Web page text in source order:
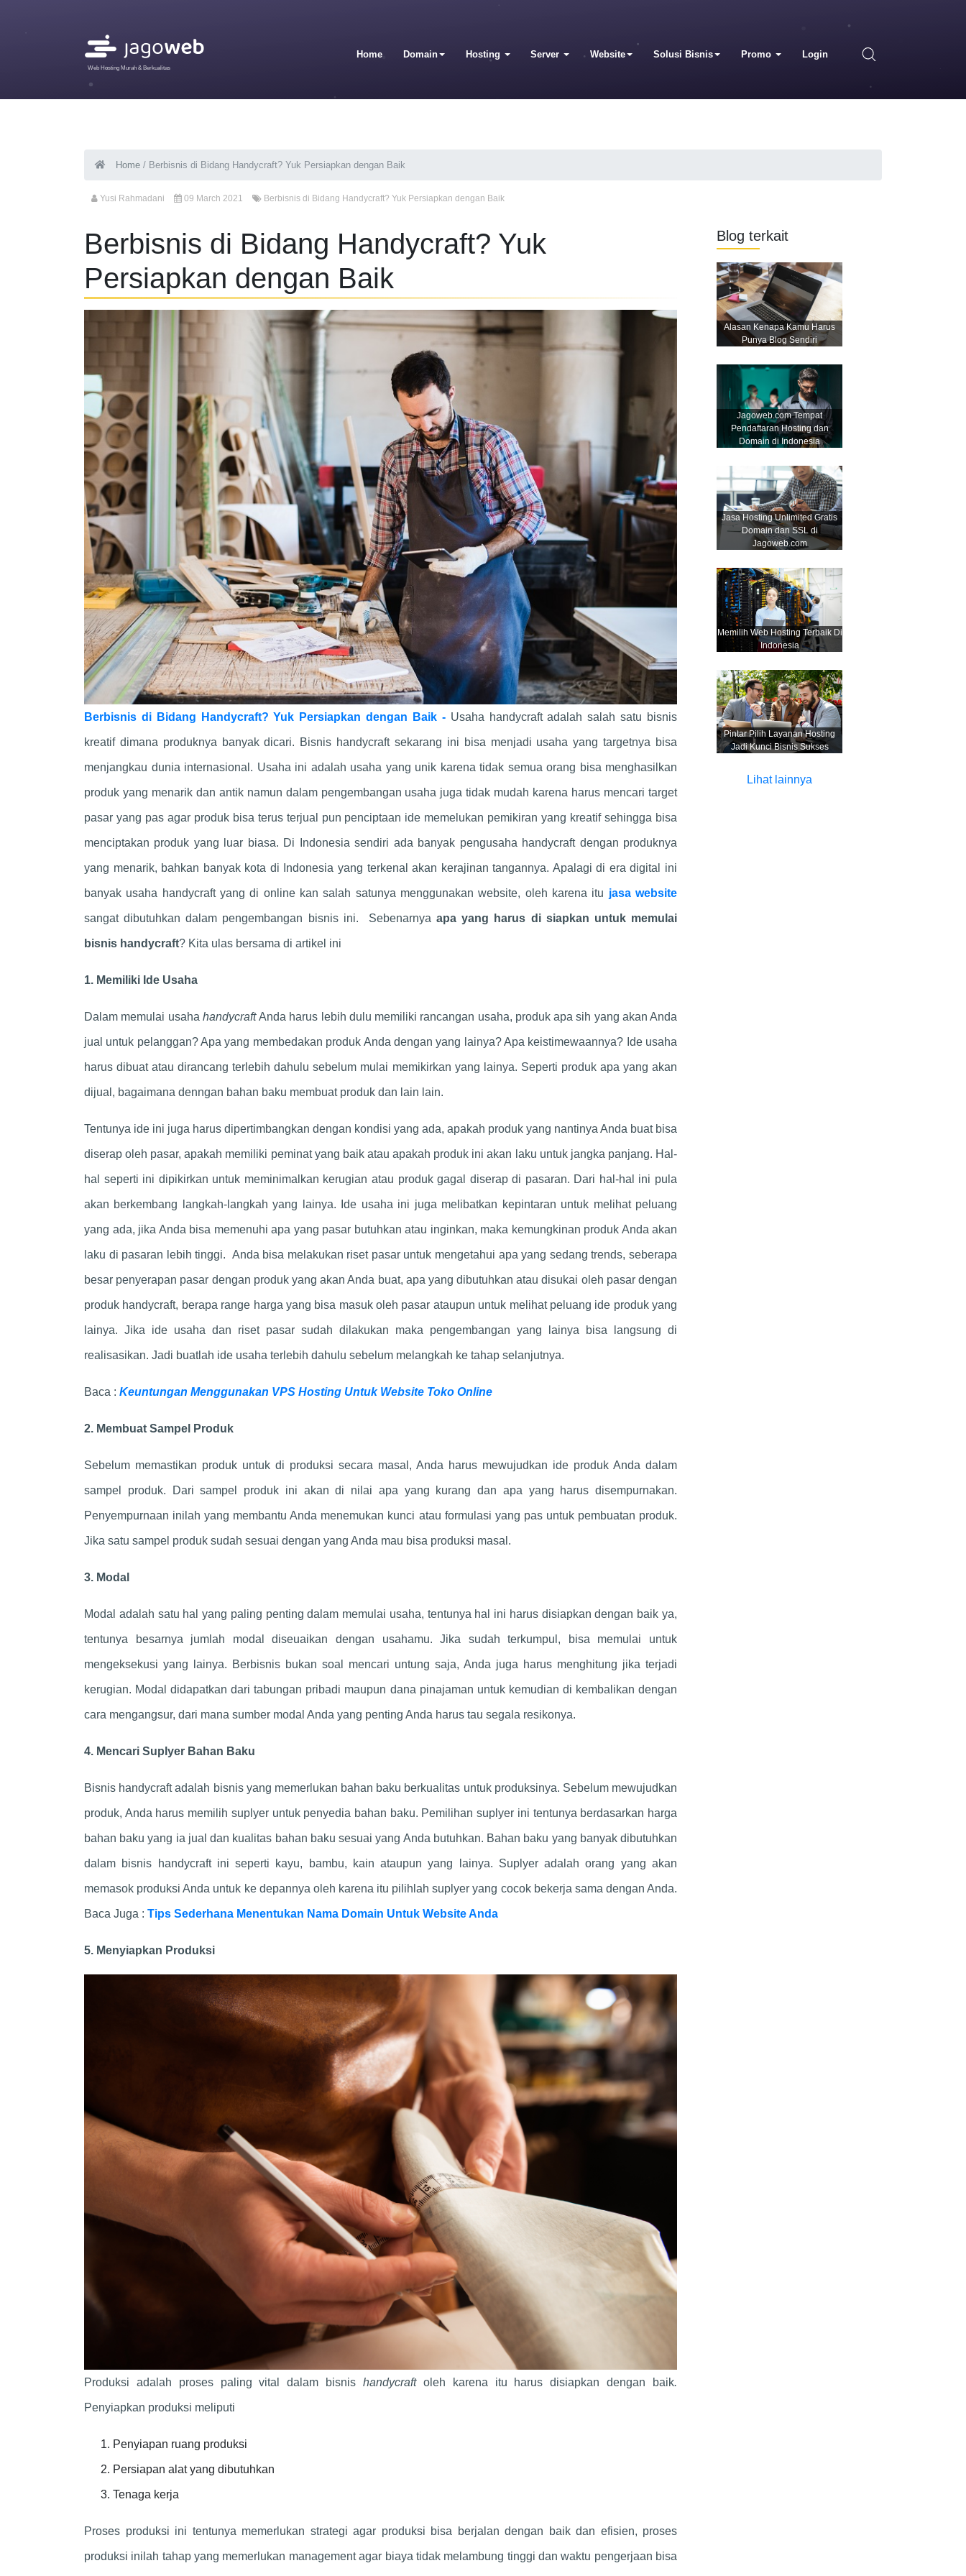
Web Hosting Murah & Berkualitas
Home Domain Hosting Server Website Solusi Bisnis Promo Login
Home / Berbisnis di Bidang Handycraft? Yuk Persiapkan dengan Baik
Yusi Rahmadani 09 March 2021 Berbisnis di Bidang Handycraft? Yuk Persiapkan dengan Baik
Berbisnis di Bidang Handycraft? Yuk
Persiapkan dengan Baik
Berbisnis di Bidang Handycraft? Yuk Persiapkan dengan Baik - Usaha handycraft adalah salah satu bisnis
kreatif dimana produknya banyak dicari. Bisnis handycraft sekarang ini bisa menjadi usaha yang targetnya bisa
menjangkau dunia internasional. Usaha ini adalah usaha yang unik karena tidak semua orang bisa menghasilkan
produk yang menarik dan antik namun dalam pengembangan usaha juga tidak mudah karena harus mencari target
pasar yang pas agar produk bisa terus terjual pun penciptaan ide memelukan pemikiran yang kreatif sehingga bisa
menciptakan produk yang luar biasa. Di Indonesia sendiri ada banyak pengusaha handycraft dengan produknya
yang menarik, bahkan banyak kota di Indonesia yang terkenal akan kerajinan tangannya. Apalagi di era digital ini
banyak usaha handycraft yang di online kan salah satunya menggunakan website, oleh karena itu jasa website
sangat dibutuhkan dalam pengembangan bisnis ini. Sebenarnyaapa yang harus di siapkan untuk memulai
bisnis handycraft? Kita ulas bersama di artikel ini
1. Memiliki Ide Usaha
Dalam memulai usaha handycraftAnda harus lebih dulu memiliki rancangan usaha, produk apa sih yang akan Anda
jual untuk pelanggan? Apa yang membedakan produk Anda dengan yang lainya? Apa keistimewaannya? Ide usaha
harus dibuat atau dirancang terlebih dahulu sebelum mulai memikirkan yang lainya. Seperti produk apa yang akan
dijual, bagaimana denngan bahan baku membuat produk dan lain lain.
Tentunya ide ini juga harus dipertimbangkan dengan kondisi yang ada, apakah produk yang nantinya Anda buat bisa
diserap oleh pasar, apakah memiliki peminat yang baik atau apakah produk ini akan laku untuk jangka panjang. Hal-
hal seperti ini dipikirkan untuk meminimalkan kerugian atau produk gagal diserap di pasaran. Dari hal-hal ini pula
akan berkembang langkah-langkah yang lainya. Ide usaha ini juga melibatkan kepintaran untuk melihat peluang
yang ada, jika Anda bisa memenuhi apa yang pasar butuhkan atau inginkan, maka kemungkinan produk Anda akan
laku di pasaran lebih tinggi. Anda bisa melakukan riset pasar untuk mengetahui apa yang sedang trends, seberapa
besar penyerapan pasar dengan produk yang akan Anda buat, apa yang dibutuhkan atau disukai oleh pasar dengan
produk handycraft, berapa range harga yang bisa masuk oleh pasar ataupun untuk melihat peluang ide produk yang
lainya. Jika ide usaha dan riset pasar sudah dilakukan maka pengembangan yang lainya bisa langsung di
realisasikan. Jadi buatlah ide usaha terlebih dahulu sebelum melangkah ke tahap selanjutnya.
Baca : Keuntungan Menggunakan VPS Hosting Untuk Website Toko Online
2. Membuat Sampel Produk
Sebelum memastikan produk untuk di produksi secara masal, Anda harus mewujudkan ide produk Anda dalam
sampel produk. Dari sampel produk ini akan di nilai apa yang kurang dan apa yang harus disempurnakan.
Penyempurnaan inilah yang membantu Anda menemukan kunci atau formulasi yang pas untuk pembuatan produk.
Jika satu sampel produk sudah sesuai dengan yang Anda mau bisa produksi masal.
3. Modal
Modal adalah satu hal yang paling penting dalam memulai usaha, tentunya hal ini harus disiapkan dengan baik ya,
tentunya besarnya jumlah modal diseuaikan dengan usahamu. Jika sudah terkumpul, bisa memulai untuk
mengeksekusi yang lainya. Berbisnis bukan soal mencari untung saja, Anda juga harus menghitung jika terjadi
kerugian. Modal didapatkan dari tabungan pribadi maupun dana pinajaman untuk kemudian di kembalikan dengan
cara mengangsur, dari mana sumber modal Anda yang penting Anda harus tau segala resikonya.
4. Mencari Suplyer Bahan Baku
Bisnis handycraft adalah bisnis yang memerlukan bahan baku berkualitas untuk produksinya. Sebelum mewujudkan
produk, Anda harus memilih suplyer untuk penyedia bahan baku. Pemilihan suplyer ini tentunya berdasarkan harga
bahan baku yang ia jual dan kualitas bahan baku sesuai yang Anda butuhkan. Bahan baku yang banyak dibutuhkan
dalam bisnis handycraft ini seperti kayu, bambu, kain ataupun yang lainya. Suplyer adalah orang yang akan
memasok produksi Anda untuk ke depannya oleh karena itu pilihlah suplyer yang cocok bekerja sama dengan Anda.
Baca Juga : Tips Sederhana Menentukan Nama Domain Untuk Website Anda
5. Menyiapkan Produksi
Produksi adalah proses paling vital dalam bisnis handycraft oleh karena itu harus disiapkan dengan baik.
Penyiapkan produksi meliputi
Penyiapan ruang produksi
Persiapan alat yang dibutuhkan
Tenaga kerja
Proses produksi ini tentunya memerlukan strategi agar produksi bisa berjalan dengan baik dan efisien, proses
produksi inilah tahap yang memerlukan management agar biaya tidak melambung tinggi dan waktu pengerjaan bisa
Blog terkait
Alasan Kenapa Kamu Harus
Punya Blog Sendiri
Jagoweb.com Tempat
Pendaftaran Hosting dan
Domain di Indonesia
Jasa Hosting Unlimited Gratis
Domain dan SSL di
Jagoweb.com
Memilih Web Hosting Terbaik Di
Indonesia
Pintar Pilih Layanan Hosting
Jadi Kunci Bisnis Sukses
Lihat lainnya